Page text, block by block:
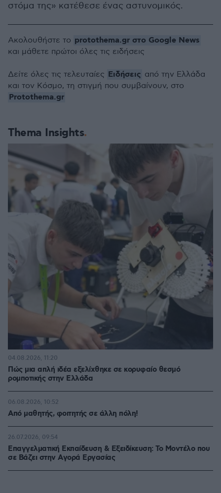
στόμα της» κατέθεσε ένας αστυνομικός.
Thema Insights
Πώς μια απλή ιδέα εξελίχθηκε σε κορυφαίο θεσμό
ρομποτικής στην Ελλάδα
04.08.2026, 11:20
Από μαθητής, φοιτητής σε άλλη πόλη!
06.08.2026, 10:52
Επαγγελματική Εκπαίδευση & Εξειδίκευση: Το Mοντέλο που
σε Bάζει στην Aγορά Eργασίας
26.07.2026, 09:54
Ακολουθήστε το protothema.gr στο Google News
και μάθετε πρώτοι όλες τις ειδήσεις
Δείτε όλες τις τελευταίες Ειδήσεις από την Ελλάδα
και τον Κόσμο, τη στιγμή που συμβαίνουν, στο
Protothema.gr